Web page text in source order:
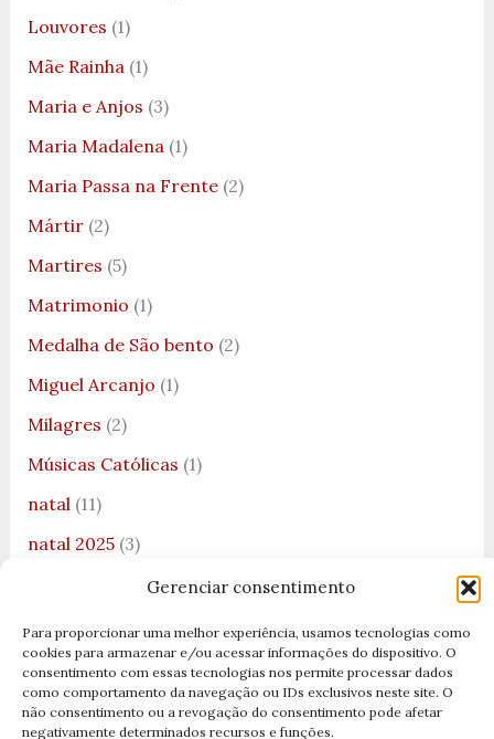
Gerenciar consentimento
Para proporcionar uma melhor experiência, usamos tecnologias como
cookies para armazenar e/ou acessar informações do dispositivo. O
consentimento com essas tecnologias nos permite processar dados
como comportamento da navegação ou IDs exclusivos neste site. O
não consentimento ou a revogação do consentimento pode afetar
negativamente determinados recursos e funções.
Louvores (1)
Mãe Rainha(1)
Maria e Anjos (3)
Maria Madalena(1)
Maria Passa na Frente(2)
Mártir(2)
Martires (5)
Matrimonio (1)
Medalha de São bento (2)
Miguel Arcanjo (1)
Milagres (2)
Músicas Católicas (1)
natal(11)
natal 2025(3)
Nossa Senhora(51)
Nossa Senhora Aparecida
(19)
Nossa Senhora da Boa Viagem(2)
Nossa Senhora da Cabeça(1)